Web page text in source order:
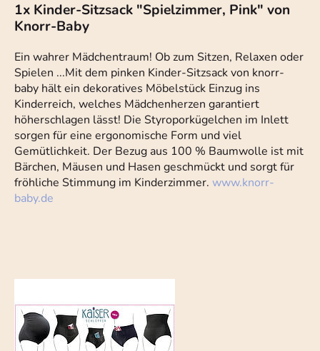
1x Kinder-Sitzsack "Spielzimmer, Pink" von
Knorr-Baby
Ein wahrer Mädchentraum! Ob zum Sitzen, Relaxen oder
Spielen ...Mit dem pinken Kinder-Sitzsack von knorr-
baby hält ein dekoratives Möbelstück Einzug ins
Kinderreich, welches Mädchenherzen garantiert
höherschlagen lässt! Die Styroporkügelchen im Inlett
sorgen für eine ergonomische Form und viel
Gemütlichkeit. Der Bezug aus 100 % Baumwolle ist mit
Bärchen, Mäusen und Hasen geschmückt und sorgt für
fröhliche Stimmung im Kinderzimmer. www.knorr-
baby.de